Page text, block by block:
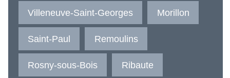
Villeneuve-Saint-Georges Morillon
Saint-Paul Remoulins
Rosny-sous-Bois Ribaute